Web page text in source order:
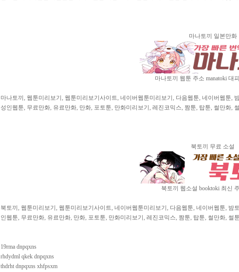
마나토끼 일본만화
마나토끼 웹툰 주소 manatoki 대
마나토끼, 웹툰미리보기, 웹툰미리보기사이트, 네이버웹툰미리보기, 다음웹툰, 네이버웹툰,
성인웹툰, 무료만화, 유료만화, 만화, 포토툰, 만화미리보기, 레진코믹스, 짬툰, 탑툰, 썰만화,
북토끼 무료 소설
북토끼 웹소설 booktoki 최신
북토끼, 웹툰미리보기, 웹툰미리보기사이트, 네이버웹툰미리보기, 다음웹툰, 네이버웹툰,
인웹툰, 무료만화, 유료만화, 만화, 포토툰, 만화미리보기, 레진코믹스, 짬툰, 탑툰, 썰만화, 썰
19rma dnpqxns
rhdydml qkek dnpqxns
thdrht dnpqxns xhfpsxm